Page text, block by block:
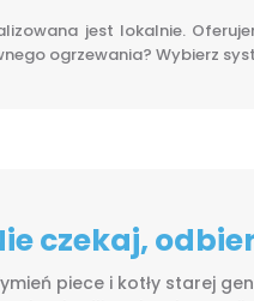
jest lokalnie.
ogrzewania? Wybierz
czekaj,
piece i kotły starej